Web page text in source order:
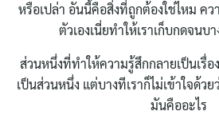
หรือเปล่า อันนี้คือสิ่งที่ถูกต้องใช่ไหม ค
ตัวเองเนี่ยทำให้เราเก็บกดจนบ
ส่วนหนึ่งที่ทำให้ความรู้สึกกลายเป็นเรื่อ
เป็นส่วนหนึ่ง แต่บางทีเราก็ไม่เข้าใจด้วย
มันคืออะไร